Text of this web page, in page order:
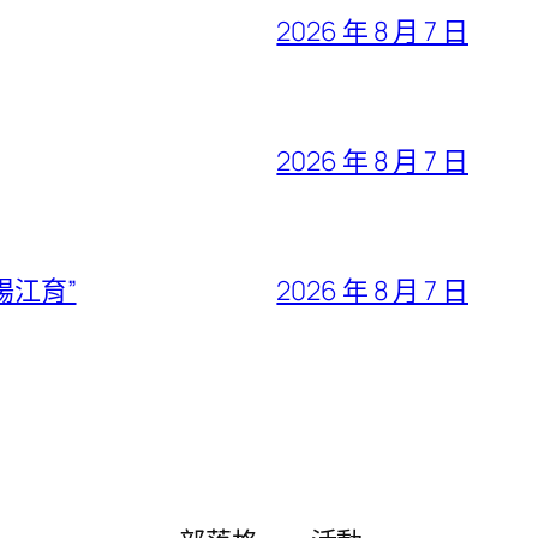
2026 年 8 月 7 日
2026 年 8 月 7 日
江育” 2026 年 8 月 7 日